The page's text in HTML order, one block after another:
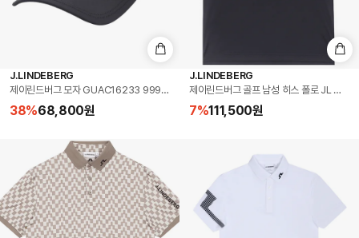
J.LINDEBERG
제이린드버그 모자 GUAC16233 9999 챔프 골프 모자
38%68,800원
J.LINDEBERG
제이린드버그 골프 남성 히스 폴로 JL 반
7%111,500원